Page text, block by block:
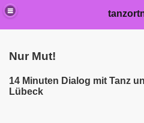
Nur Mut!
14 Minuten Dialog mit Tanz
Lübeck